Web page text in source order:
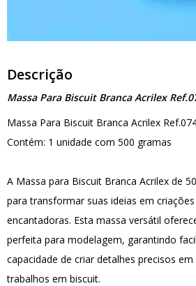
Descrição
Massa Para Biscuit Branca Acrilex
Massa Para Biscuit Branca Acrilex
Contém: 1 unidade com 500 gramas
A Massa para Biscuit Branca Acrilex de
para transformar suas ideias em
encantadoras. Esta massa versátil
perfeita para modelagem, garantindo
capacidade de criar detalhes precisos
trabalhos em biscuit.